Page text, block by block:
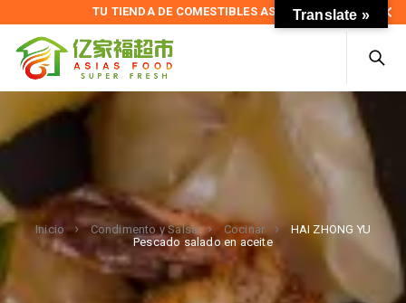
TU TIENDA DE COMESTIBLES ASIÁTICOS
Inicio Condimento y Salsa Cocinar
HAI ZHONG YU
Pescado salado en aceite
Translate »